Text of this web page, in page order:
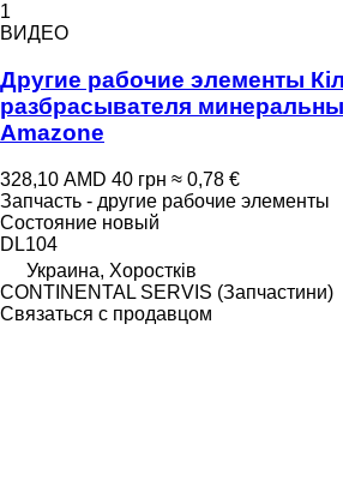
1
ВИДЕО
Другие рабочие элементы
разбрасывателя
Amazone
328,10 AMD 40 грн ≈ 0,78 €
Запчасть - другие рабочие элементы
Состояние новый
DL104
Украина, Хоростків
CONTINENTAL SERVIS (Запчастини)
Связаться с продавцом